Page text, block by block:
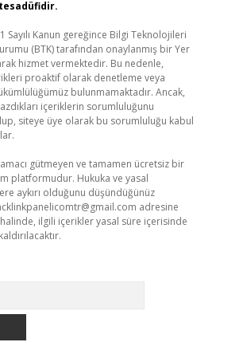
Sayılı Kanun gereğince Bilgi Teknolojileri
(BTK) tarafından onaylanmış bir Yer
hizmet vermektedir. Bu nedenle,
proaktif olarak denetleme veya
bulunmamaktadır. Ancak,
içeriklerin sorumluluğunu
siteye üye olarak bu sorumluluğu kabul
gütmeyen ve tamamen ücretsiz bir
platformudur. Hukuka ve yasal
aykırı olduğunu düşündüğünüz
adresine
ilgili içerikler yasal süre içerisinde